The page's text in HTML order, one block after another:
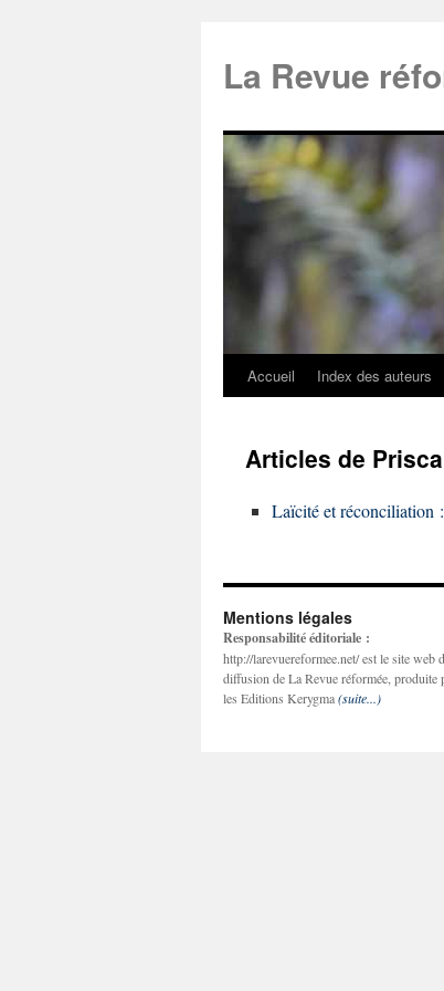
La Revue
Accueil Index des auteurs
Articles de
Laïcité et réconciliation
Mentions légales
Responsabilité éditoriale :
http://larevuereformee.net/ est le site web
diffusion de La Revue réformée, produite
les Editions Kerygma(suite...)